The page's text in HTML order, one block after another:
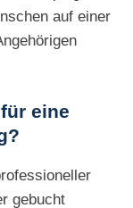
auf einer
eine
gebucht